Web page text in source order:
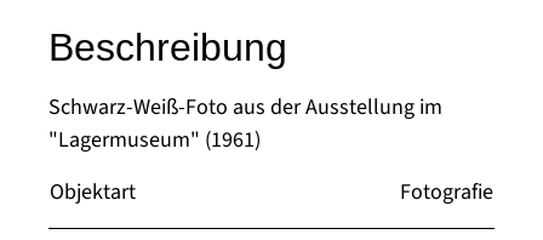
Beschreibung
Schwarz-Weiß-Foto aus der Ausstellung im
"Lagermuseum" (1961)
Objektart
Fotografie